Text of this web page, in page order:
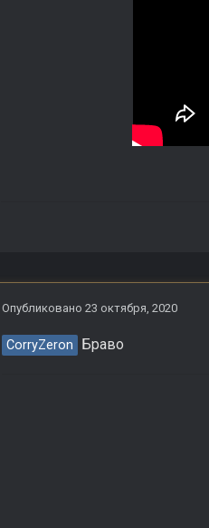
Опубликовано 23 октября, 2020
CorryZeron Браво